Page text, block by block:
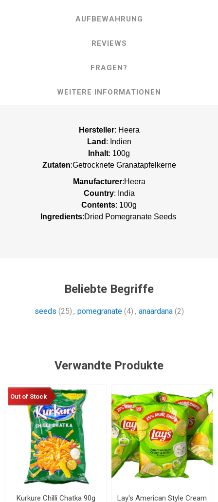
AUFBEWAHRUNG
REVIEWS
FRAGEN?
WEITERE INFORMATIONEN
Hersteller: Heera
Land : Indien
Inhalt: 100g
Zutaten:Getrocknete Granatapfelkerne
Manufacturer:Heera
Country: India
Contents: 100g
Ingredients:Dried Pomegranate Seeds
Beliebte Begriffe
seeds (25) , pomegranate (4) , anaardana (2)
Verwandte Produkte
Out of Stock
Kurkure Chilli Chatka 90g Lay's American Style Cream